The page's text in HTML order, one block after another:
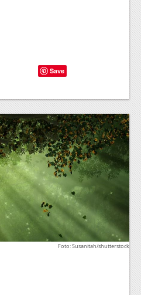
Save
Foto: Susanitah/shutterstock